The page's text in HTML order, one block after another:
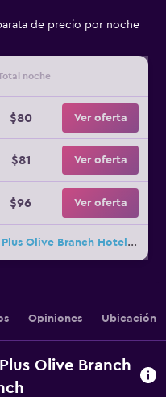
de precio por noche
noche
$80 Ver oferta
$81 Ver oferta
$96 Ver oferta
14 ofertas más de Best Western Plus Olive Branch Hotel & Suites
Opiniones Ubicación
Olive Branch